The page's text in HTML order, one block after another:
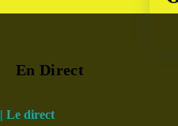
En Direct
| Le direct